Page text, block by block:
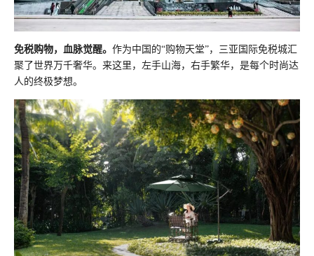
免税购物，血脉觉醒。 作为中国的“购物天堂”，三亚国际免税城汇
聚了世界万千奢华。来这里，左手山海，右手繁华，是每个时尚达
人的终极梦想。